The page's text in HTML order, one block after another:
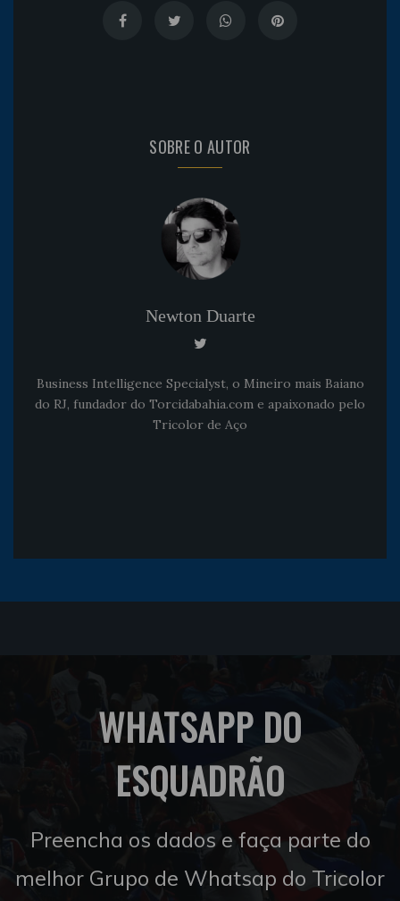
SOBRE O AUTOR
Newton Duarte
Business Intelligence Specialyst, o Mineiro mais Baiano
do RJ, fundador do Torcidabahia.com e apaixonado pelo
Tricolor de Aço
WHATSAPP DO
ESQUADRÃO
Preencha os dados e faça parte do
melhor Grupo de Whatsap do Tricolor